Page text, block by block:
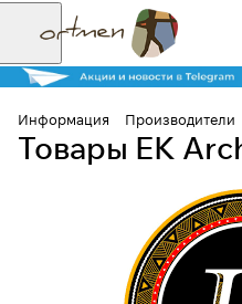
Информация Производители
Товары EK